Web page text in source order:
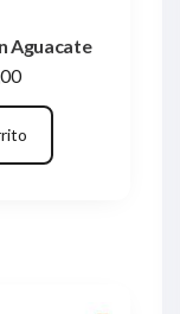
Aguacate